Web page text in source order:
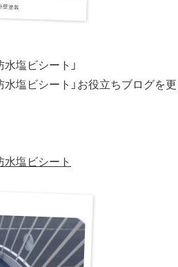
壁塗装
塩ビシート」
塩ビシート」お役立ちブログを更
塩ビシート